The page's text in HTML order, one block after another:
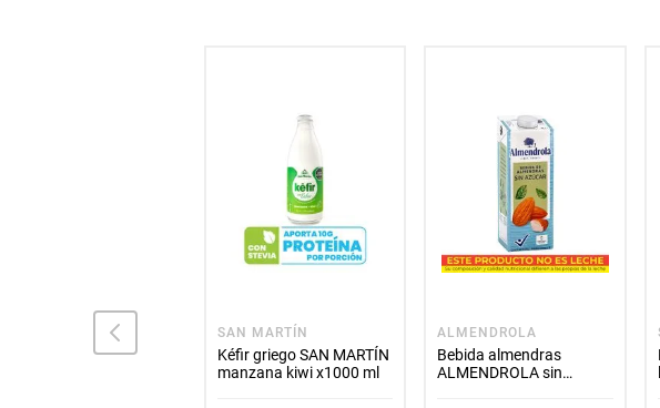
TOSH frutos rojos
SAN MARTÍN
Kéfir griego SAN MARTÍN
manzana kiwi x1000 ml
ALMENDROLA
Bebida almendras
ALMENDROLA sin